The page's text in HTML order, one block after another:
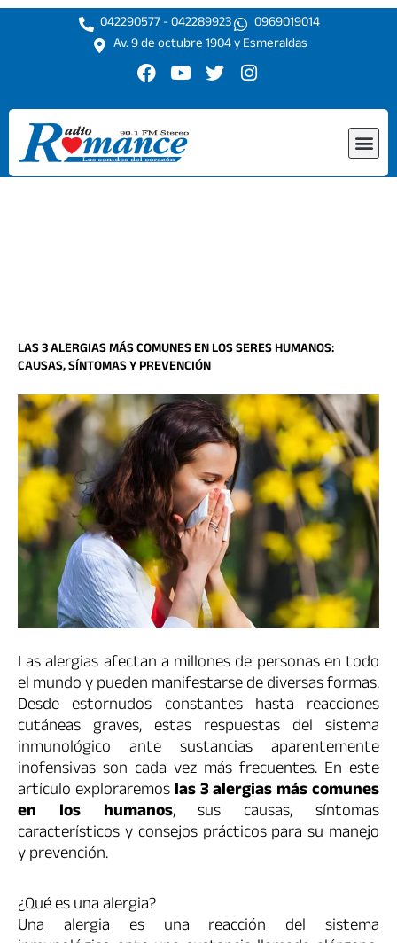
Ir
042290577 - 042289923
0969019014
Av. 9 de octubre 1904 y Esmeraldas
F
c
e
b
o
o
Y
u
t
u
b
e
T
i
r
I
s
r
LAS 3 ALERGIAS MÁS COMUNES EN LOS SERES HUMANOS:
CAUSAS, SÍNTOMAS Y PREVENCIÓN
Las alergias afectan a millones de personas en todo
el mundo y pueden manifestarse de diversas formas.
Desde estornudos constantes hasta reacciones
cutáneas graves, estas respuestas del sistema
inmunológico ante sustancias aparentemente
inofensivas son cada vez más frecuentes. En este
artículo exploraremoslas 3 alergias más comunes
en los humanos, sus causas, síntomas
característicos y consejos prácticos para su manejo
y prevención.
¿Qué es una alergia?
Una alergia es una reacción del sistema